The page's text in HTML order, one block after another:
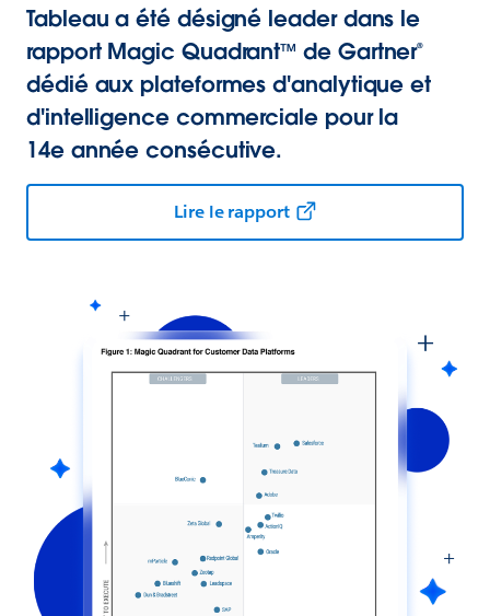
Tableau a été désigné leader dans le
rapport Magic Quadrant™ de Gartner®
dédié aux plateformes d'analytique et
d'intelligence commerciale pour la
14e année consécutive.
Lire le rapport